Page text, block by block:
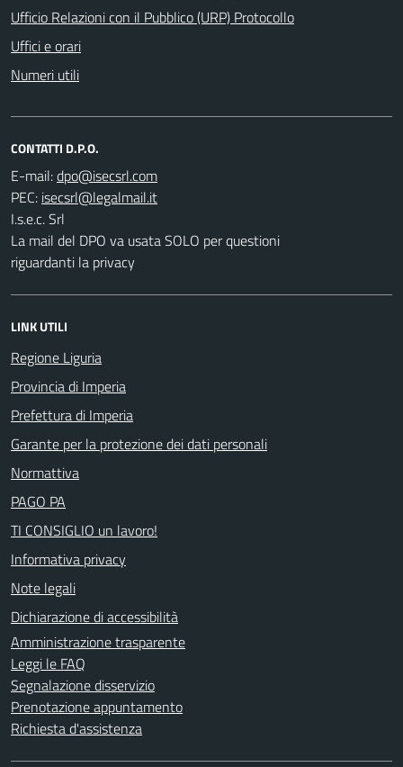
Ufficio Relazioni con il Pubblico (URP) Protocollo
Uffici e orari
Numeri utili
CONTATTI D.P.O.
E-mail:
PEC:
I.s.e.c. Srl
La mail del DPO va usata SOLO per questioni
riguardanti la privacy
LINK UTILI
Regione Liguria
Provincia di Imperia
Prefettura di Imperia
Garante per la protezione dei dati personali
Normattiva
PAGO PA
TI CONSIGLIO un lavoro!
Informativa privacy
Note legali
Dichiarazione di accessibilità
Amministrazione trasparente
Leggi le FAQ
Segnalazione disservizio
Prenotazione appuntamento
Richiesta d'assistenza